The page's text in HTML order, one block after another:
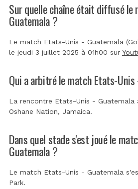
Sur quelle chaîne était diffusé
Guatemala ?
Le match Etats-Unis - Guatemala
le jeudi 3 juillet 2025 à 01h00 sur
Qui a arbitré le match Etats-Unis
La rencontre Etats-Unis - Guatemala
Oshane Nation, Jamaica.
Dans quel stade s'est joué le
Guatemala ?
Le match Etats-Unis - Guatemala
Park.